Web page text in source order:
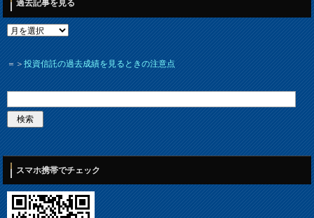
過去記事を見る
＝＞投資信託の過去成績を見るときの注意点
スマホ携帯でチェック